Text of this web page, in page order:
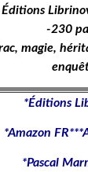
Éditions
-230
magie,
*Éditions
*Amazon FR***
*Pascal